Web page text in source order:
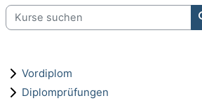
Kurse suchen
Vordiplom
Diplomprüfungen